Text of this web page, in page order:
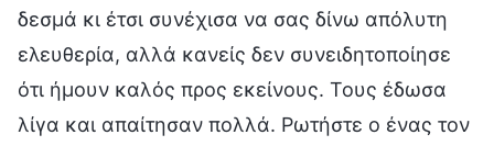
δεσμά κι έτσι συνέχισα να σας δίνω απόλυτη
ελευθερία, αλλά κανείς δεν συνειδητοποίησε
ότι ήμουν καλός προς εκείνους. Τους έδωσα
λίγα και απαίτησαν πολλά. Ρωτήστε ο ένας τον